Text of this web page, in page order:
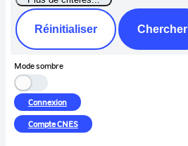
Réinitialiser Chercher
Mode sombre
Connexion
CompteCNES